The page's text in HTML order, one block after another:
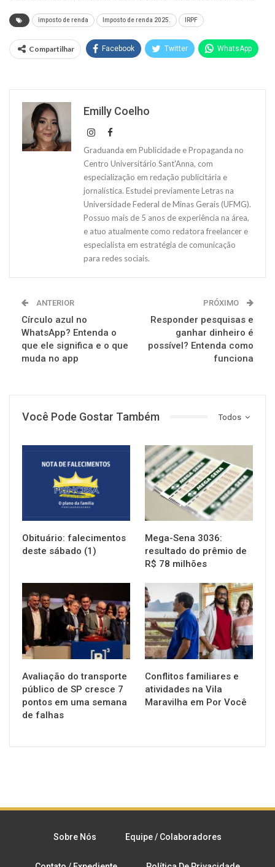
imposto de renda Imposto de renda 2025. IRPF
Compartilhar Facebook Twitter WhatsApp
Emilly Coelho
Graduanda em Publicidade e Propaganda no
Centro Universitário Sant'Anna, com
especialização em redação publicitária e
jornalística. Estudei previamente Letras na
Universidade Federal de Minas Gerais (UFMG).
Possuo mais de 5 anos de experiência na área,
e atuo atualmente como redatora freelancer e
especialista em estratégia de comunicação
para redes sociais.
ANTERIOR
Círculo azul no
WhatsApp? Entenda o
que ele significa e o que
muda no app
PRÓXIMO
Responder pesquisas e
ganhar dinheiro é
possível? Entenda como
funciona
Todos
Você Pode Gostar Também
Obituário: falecimentos
deste sábado (1)
NOTÍCIAS
Mega-Sena 3036:
resultado do prêmio de
R$ 78 milhões
NOTÍCIAS
Avaliação do transporte
público de SP cresce 7
pontos em uma semana
de falhas
NOTÍCIAS
Conflitos familiares e
atividades na Vila
Maravilha em Por Você
Sobre Nós Equipe / Colaboradores